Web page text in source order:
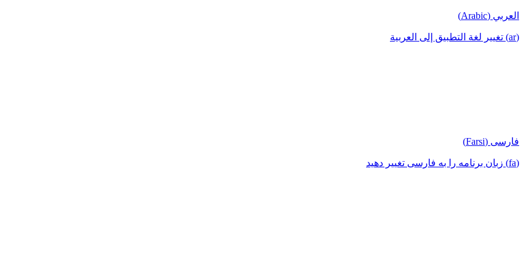
العربي (Arabic)
(ar) تغيير لغة التطبيق إلى العربية
فارسی (Farsi)
(fa) زبان برنامه را به فارسی تغییر دهید